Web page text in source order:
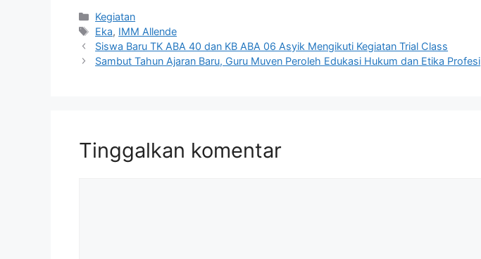
Kategori
Kegiatan
Tag
Eka, IMM Allende
Siswa Baru TK ABA 40 dan KB ABA 06 Asyik Mengikuti Kegiatan Trial Class
Sambut Tahun Ajaran Baru, Guru Muven Peroleh Edukasi Hukum dan Etika Profesi
Tinggalkan komentar